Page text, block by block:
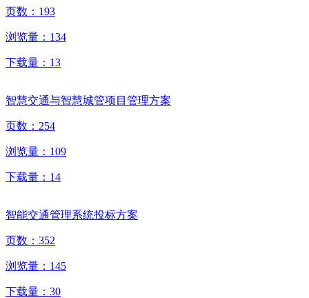
页数： 193
浏览量： 134
下载量： 13
智慧交通与智慧城管项目管理方案
页数： 254
浏览量： 109
下载量： 14
智能交通管理系统投标方案
页数： 352
浏览量： 145
下载量： 30